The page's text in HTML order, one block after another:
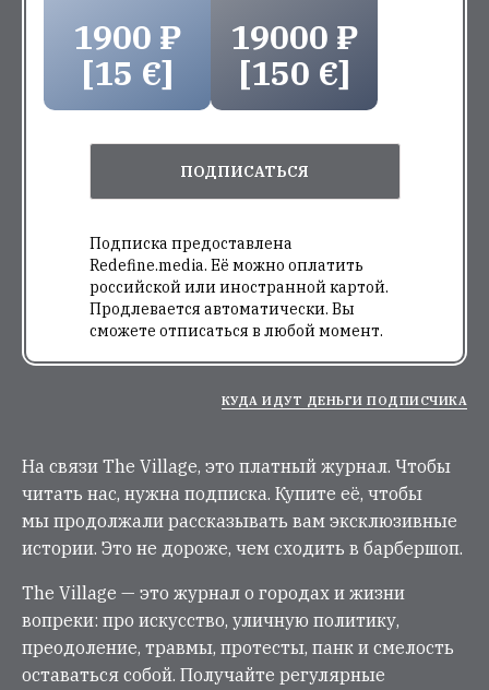
1900 ₽
[15 €]
19000 ₽
[150 €]
ПОДПИСАТЬСЯ
Подписка предоставлена
Redefine.media. Её можно оплатить
российской или иностранной картой.
Продлевается автоматически. Вы
сможете отписаться в любой момент.
КУДА ИДУТ ДЕНЬГИ ПОДПИСЧИКА
На связи The Village, это платный журнал. Чтобы
читать нас, нужна подписка. Купите её, чтобы
мы продолжали рассказывать вам эксклюзивные
истории. Это не дороже, чем сходить в барбершоп.
The Village — это журнал о городах и жизни
вопреки: про искусство, уличную политику,
преодоление, травмы, протесты, панк и смелость
оставаться собой. Получайте регулярные